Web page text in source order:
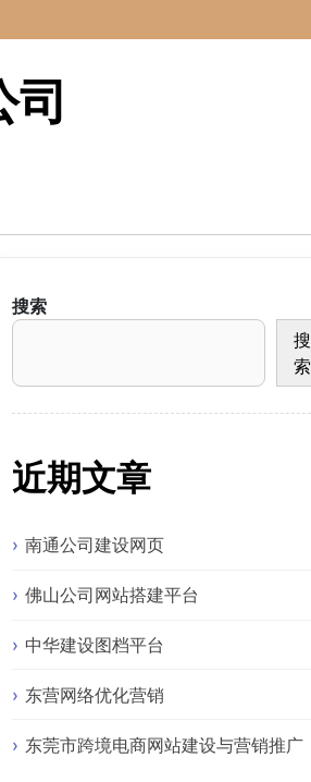
司
搜索
搜
索
近期文章
南通公司建设网页
佛山公司网站搭建平台
中华建设图档平台
东营网络优化营销
东莞市跨境电商网站建设与营销推广